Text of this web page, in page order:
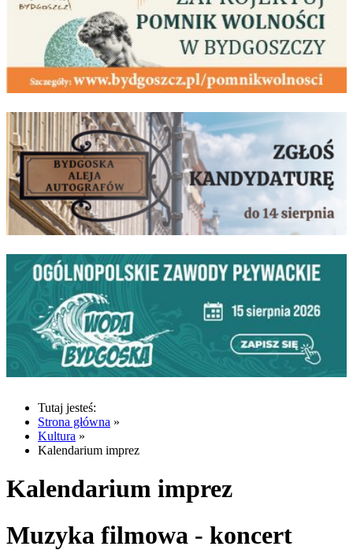
Tutaj jesteś:
Strona główna »
Kultura »
Kalendarium imprez
Kalendarium imprez
Muzyka filmowa - koncert